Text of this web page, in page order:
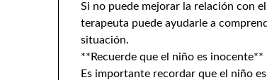
Si no puede mejorar la relación con
terapeuta puede ayudarle a
situación.
**Recuerde que el niño es inocente**
Es importante recordar que el niño